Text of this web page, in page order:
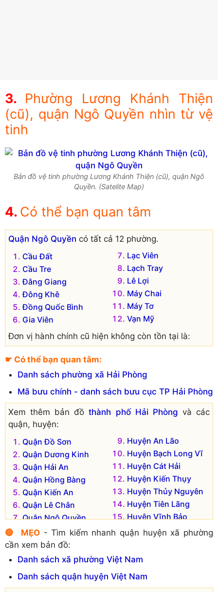
Phường Lương Khánh Thiện
(cũ), quận Ngô Quyền nhìn từ vệ
tinh
Bản đồ vệ tinh phường Lương Khánh Thiện (cũ), quận Ngô
Quyền. (Satelite Map)
Có thể bạn quan tâm
Quận Ngô Quyền có tất cả 12 phường.
Cầu Đất
Cầu Tre
Đằng Giang
Đông Khê
Đồng Quốc Bình
Gia Viên
Lạc Viên
Lạch Tray
Lê Lợi
Máy Chai
Máy Tơ
Vạn Mỹ
Đơn vị hành chính cũ hiện không còn tồn tại là:
☛ Có thể bạn quan tâm:
Danh sách phường xã Hải Phòng
Mã bưu chính - danh sách bưu cục TP Hải Phòng
Xem thêm bản đồthành phố Hải Phòng và các
quận, huyện:
Quận Đồ Sơn
Quận Dương Kinh
Quận Hải An
Quận Hồng Bàng
Quận Kiến An
Quận Lê Chân
Quận Ngô Quyền
Huyện An Dương
Huyện An Lão
Huyện Bạch Long Vĩ
Huyện Cát Hải
Huyện Kiến Thụy
Huyện Thủy Nguyên
Huyện Tiên Lãng
Huyện Vĩnh Bảo
🔴 MẸO- Tìm kiếm nhanh quận huyện xã phường
cần xem bản đồ:
Danh sách xã phường Việt Nam
Danh sách quận huyện Việt Nam